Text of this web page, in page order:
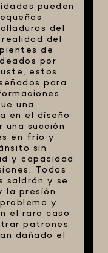
pueden
del
del
de
por
estos
para
una
en el diseño
una succión
en frío y
sin
y capacidad
Todas
saldrán y se
la presión
y
el raro caso
patrones
dañado el